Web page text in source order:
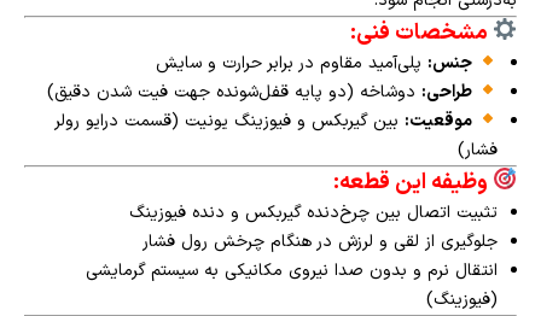
مشخصات فنی:
جنس: پلی‌آمید مقاوم در برابر حرارت و سایش
طراحی: دوشاخه (دو پایه قفل‌شونده جهت فیت شدن دقیق)
موقعیت: بین گیربکس و فیوزینگ یونیت (قسمت درایو رولر
فشار)
وظیفه این قطعه:
تثبیت اتصال بین چرخ‌دنده گیربکس و دنده فیوزینگ
جلوگیری از لقی و لرزش در هنگام چرخش رول فشار
انتقال نرم و بدون صدا نیروی مکانیکی به سیستم گرمایشی
(فیوزینگ)